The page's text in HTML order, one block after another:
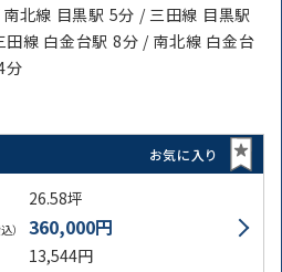
北線 目黒駅 5分 / 三田線 目黒駅
線 白金台駅 8分 / 南北線 白金台
分
お気に入り
26.58坪
） 360,000円
13,544円